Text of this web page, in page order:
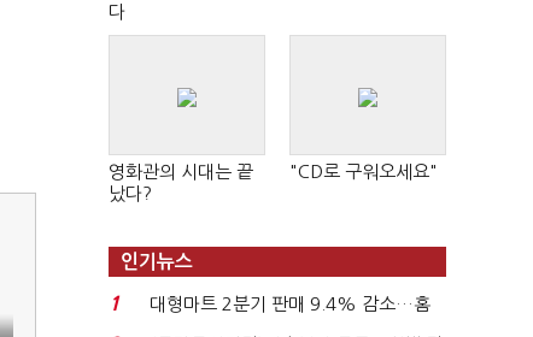
다
영화관의 시대는 끝
났다?
"CD로 구워오세요"
인기뉴스
1
대형마트 2분기 판매 9.4% 감소…홈